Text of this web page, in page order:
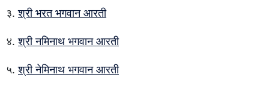
श्री भरत भगवान आरती
श्री नमिनाथ भगवान आरती
श्री नेमिनाथ भगवान आरती